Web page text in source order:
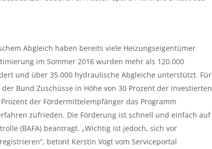
Abgleich haben bereits viele Heizungseigentümer
im Sommer 2016 wurden mehr als 120.000
und über 35.000 hydraulische Abgleiche unterstützt. Für
Bund Zuschüsse in Höhe von 30 Prozent der investierten
der Fördermittelempfänger das Programm
zufrieden. Die Förderung ist schnell und einfach auf
(BAFA) beantragt. „Wichtig ist jedoch, sich vor
betont Kerstin Vogt vom Serviceportal